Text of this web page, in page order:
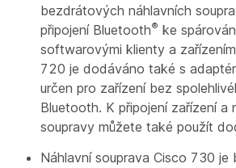
bezdrátových náhlavních
připojení Bluetooth® ke
softwarovými klienty a
720 je dodáváno také s
určen pro zařízení bez
Bluetooth. K připojení zařízení a
soupravy můžete také použít
Náhlavní souprava Cisco 730 je